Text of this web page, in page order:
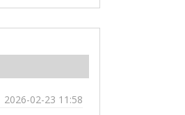
02-23 11:58